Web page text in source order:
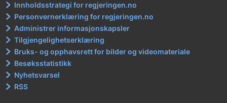
Innholdsstrategi for regjeringen.no
Personvernerklæring for regjeringen.no
Administrer informasjonskapsler
Tilgjengelighetserklæring
Bruks- og opphavsrett for bilder og videomateriale
Besøksstatistikk
Nyhetsvarsel
RSS